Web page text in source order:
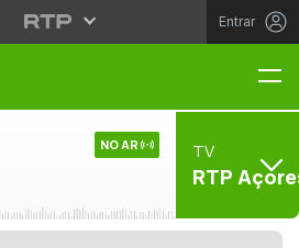
Entrar
NO AR TV
RTP